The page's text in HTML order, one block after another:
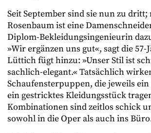
Seit September sind sie nun zu dritt;
Rosenbaum ist eine
Diplom-Bekleidungsingenieurin
»Wir ergänzen uns gut«, sagt die 57-
Lüttich fügt hinzu: »Unser Stil ist
sachlich-elegant.« Tatsächlich
Schaufensterpuppen, die jeweils
ein gestricktes Kleidungsstück
Kombinationen sind zeitlos schick
sowohl in die Oper als auch ins